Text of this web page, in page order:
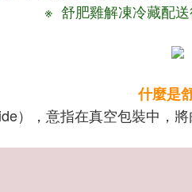
※ 舒肥雞解凍冷藏配送
什麼是
），意指在真空包裝中，